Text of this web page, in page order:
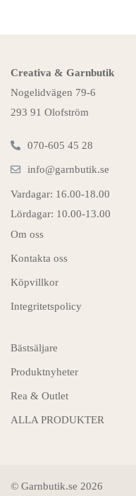
Creativa & Garnbutik
Nogelidvägen 79-6
293 91 Olofström
070-605 45 28
info@garnbutik.se
Vardagar: 16.00-18.00
Lördagar: 10.00-13.00
Om oss
Kontakta oss
Köpvillkor
Integritetspolicy
Bästsäljare
Produktnyheter
Rea & Outlet
ALLA PRODUKTER
© Garnbutik.se 2026